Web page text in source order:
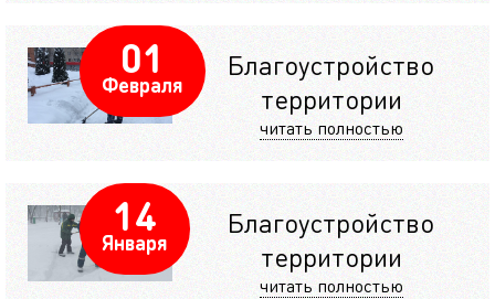
01
Февраля
Благоустройство
территории
читать полностью
14
Января
Благоустройство
территории
читать полностью